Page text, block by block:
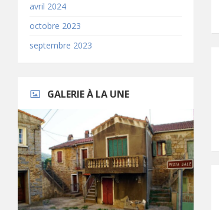
avril 2024
octobre 2023
septembre 2023
GALERIE À LA UNE